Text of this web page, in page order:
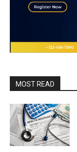
MOST READ